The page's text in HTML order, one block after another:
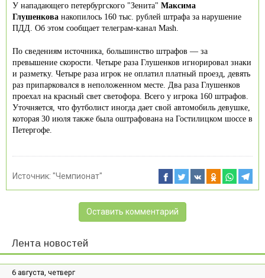
У нападающего петербургского "Зенита" Максима
Глушенкова накопилось 160 тыс. рублей штрафа за нарушение
ПДД. Об этом сообщает телеграм-канал Mash.
По сведениям источника, большинство штрафов — за
превышение скорости. Четыре раза Глушенков игнорировал знаки
и разметку. Четыре раза игрок не оплатил платный проезд, девять
раз припарковался в неположенном месте. Два раза Глушенков
проехал на красный свет светофора. Всего у игрока 160 штрафов.
Уточняется, что футболист иногда дает свой автомобиль девушке,
которая 30 июля также была оштрафована на Гостилицком шоссе в
Петергофе.
Источник: "Чемпионат"
Оставить комментарий
Лента новостей
6 августа, четверг